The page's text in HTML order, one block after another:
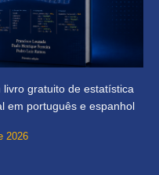
gratuito de estatística
em português e espanhol
2026